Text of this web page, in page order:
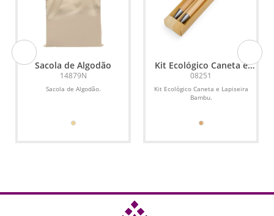
Sacola de Algodão
14879N
Sacola de Algodão.
Kit Ecológico Caneta e
Lapiseira Bambu
08251
Kit Ecológico Caneta e Lapiseira
Bambu.